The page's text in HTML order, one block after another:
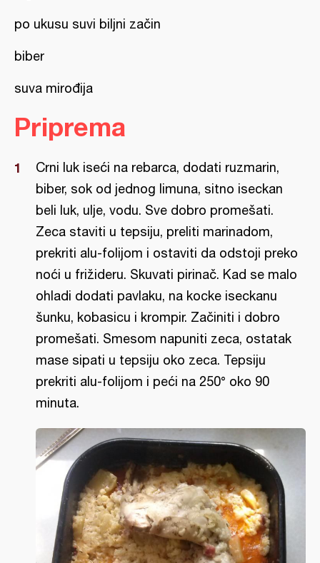
po ukusu suvi biljni začin
biber
suva mirođija
Priprema
Crni luk iseći na rebarca, dodati ruzmarin,
biber, sok od jednog limuna, sitno iseckan
beli luk, ulje, vodu. Sve dobro promešati.
Zeca staviti u tepsiju, preliti marinadom,
prekriti alu-folijom i ostaviti da odstoji preko
noći u frižideru. Skuvati pirinač. Kad se malo
ohladi dodati pavlaku, na kocke iseckanu
šunku, kobasicu i krompir. Začiniti i dobro
promešati. Smesom napuniti zeca, ostatak
mase sipati u tepsiju oko zeca. Tepsiju
prekriti alu-folijom i peći na 250° oko 90
minuta.